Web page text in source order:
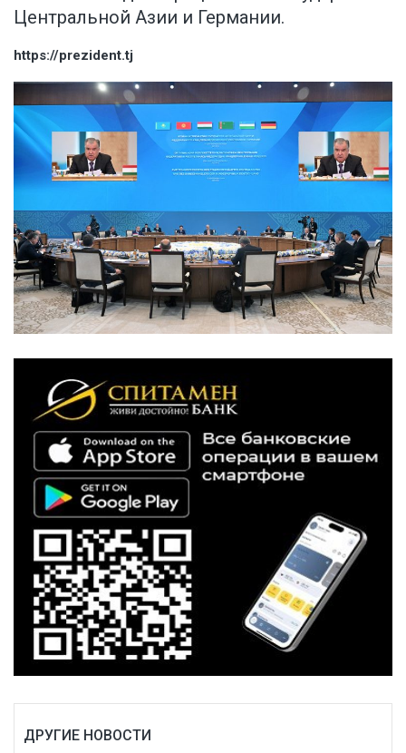
Центральной Азии и Германии.
https://prezident.tj
ДРУГИЕ НОВОСТИ